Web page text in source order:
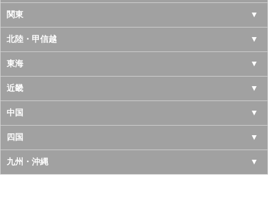
北海道
青森県
岩手県
宮城県
秋田県
山形県
福島県
関東
東京都
神奈川県
千葉県
埼玉県
茨城県
栃木県
北陸・甲信越
山梨県
長野県
新潟県
富山県
石川県
東海
愛知県
岐阜県
三重県
静岡県
近畿
大阪府
京都府
兵庫県
中国
鳥取県
島根県
四国
徳島県
九州・沖縄